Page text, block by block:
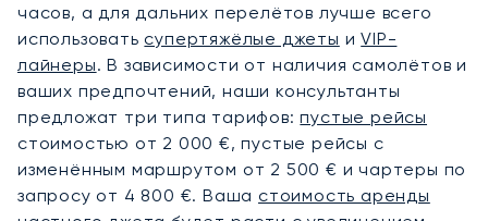
часов, а для дальних перелётов лучше всего
использовать супертяжёлые джеты иVIP-
лайнеры. В зависимости от наличия самолётов и
ваших предпочтений, наши консультанты
предложат три типа тарифов:пустые рейсы
стоимостью от 2 000 €, пустые рейсы с
изменённым маршрутом от 2 500 € и чартеры по
запросу от 4 800 €. Ваша стоимость аренды